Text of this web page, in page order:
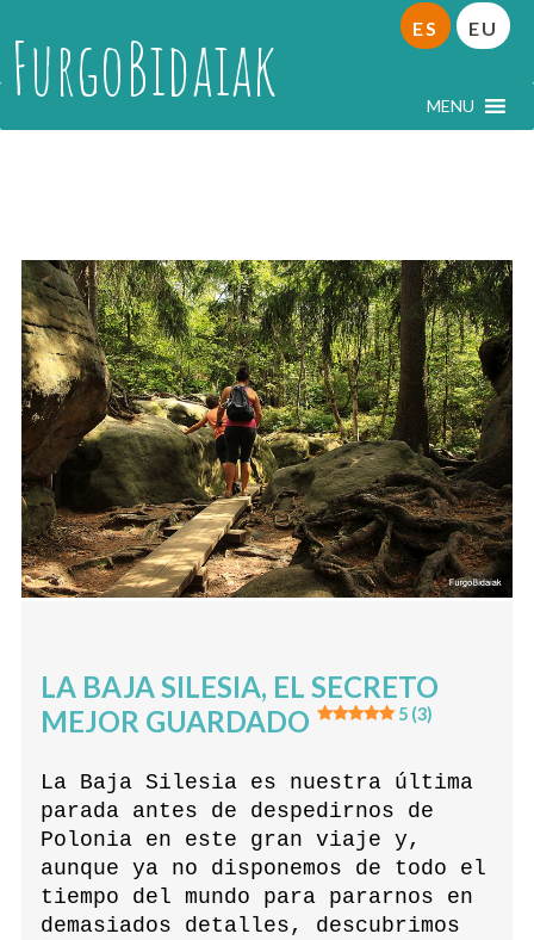
FurgoBidaiak MENU
ES EU
LA BAJA SILESIA, EL SECRETO
MEJOR GUARDADO
5 (3)
La Baja Silesia es nuestra última
parada antes de despedirnos de
Polonia en este gran viaje y,
aunque ya no disponemos de todo el
tiempo del mundo para pararnos en
demasiados detalles, descubrimos